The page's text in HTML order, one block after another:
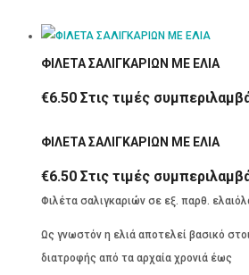
ΦΙΛΕΤΑ ΣΑΛΙΓΚΑΡΙΩΝ ΜΕ ΕΛΙΑ
€6.50 Στις τιμές
ΦΙΛΕΤΑ ΣΑΛΙΓΚΑΡΙΩΝ ΜΕ ΕΛΙΑ
€6.50 Στις τιμές
Φιλέτα σαλιγκαριών σε εξ. παρθ.
Ως γνωστόν η ελιά αποτελεί βασικό
διατροφής από τα αρχαία χρονιά έως